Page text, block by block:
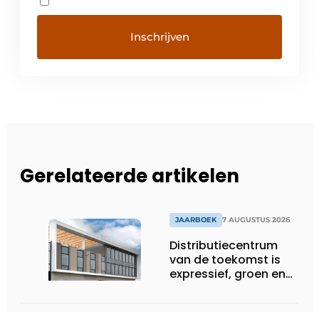
Gerelateerde artikelen
JAARBOEK 7 AUGUSTUS 2026
Distributiecentrum
van de toekomst is
expressief, groen en